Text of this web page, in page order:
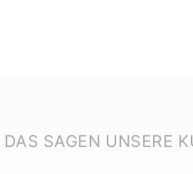
DAS SAGEN UNSERE